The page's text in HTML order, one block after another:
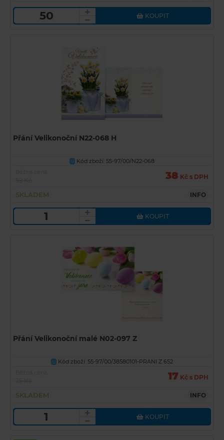
KOUPIT
Přání Velikonoční N22-068 H
U
Kód zboží: 55-97/00/N22-068
38 Kč s DPH
SKLADEM INFO
KOUPIT
Přání Velikonoční malé N02-097 Z
U
Kód zboží: 55-97/00/38580101-PRANI Z 652
17 Kč s DPH
SKLADEM INFO
KOUPIT